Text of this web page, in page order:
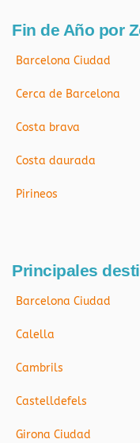
Fin de Año por
Barcelona Ciudad
Cerca de Barcelona
Costa brava
Costa daurada
Pirineos
Principales
Barcelona Ciudad
Calella
Cambrils
Castelldefels
Girona Ciudad